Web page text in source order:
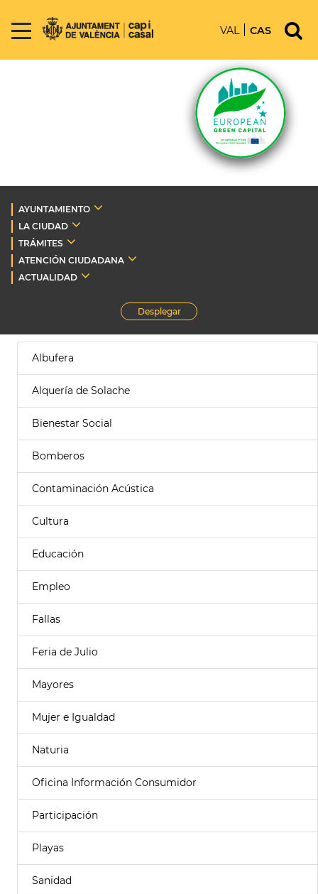
VAL CAS
AYUNTAMIENTO
LA CIUDAD
TRÁMITES
ATENCIÓN CIUDADANA
ACTUALIDAD
Desplegar
Albufera
Alquería de Solache
Bienestar Social
Bomberos
Contaminación Acústica
Cultura
Educación
Empleo
Fallas
Feria de Julio
Mayores
Mujer e Igualdad
Naturia
Oficina Información Consumidor
Participación
Playas
Sanidad